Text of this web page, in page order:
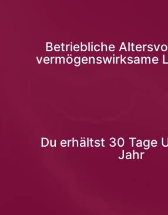
Betriebliche
vermögenswirksame
Du erhältst 30 Tage
Jahr